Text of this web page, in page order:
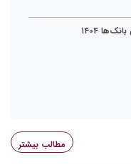
۱۴۰۴
مطالب بیشتر